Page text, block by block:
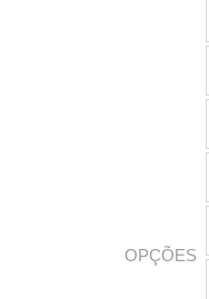
OPÇÕES